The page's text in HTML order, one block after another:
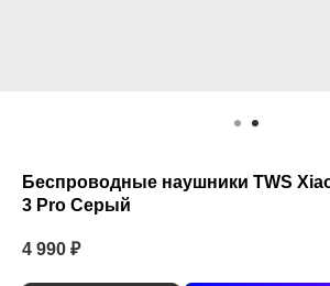
Беспроводные наушники TWS
3 Pro Серый
4 990 ₽